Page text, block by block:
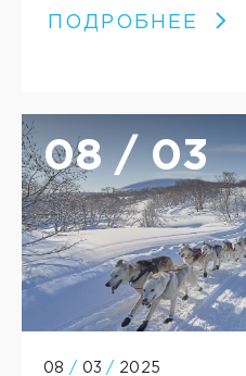
ПОДРОБНЕЕ
08 / 03
08 / 03 / 2025